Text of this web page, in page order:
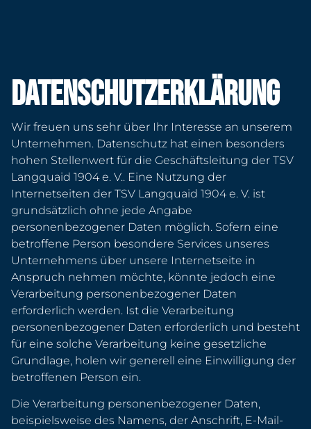
Datenschutzerklärung
Wir freuen uns sehr über Ihr Interesse an unserem
Unternehmen. Datenschutz hat einen besonders
hohen Stellenwert für die Geschäftsleitung der TSV
Langquaid 1904 e. V.. Eine Nutzung der
Internetseiten der TSV Langquaid 1904 e. V. ist
grundsätzlich ohne jede Angabe
personenbezogener Daten möglich. Sofern eine
betroffene Person besondere Services unseres
Unternehmens über unsere Internetseite in
Anspruch nehmen möchte, könnte jedoch eine
Verarbeitung personenbezogener Daten
erforderlich werden. Ist die Verarbeitung
personenbezogener Daten erforderlich und besteht
für eine solche Verarbeitung keine gesetzliche
Grundlage, holen wir generell eine Einwilligung der
betroffenen Person ein.
Die Verarbeitung personenbezogener Daten,
beispielsweise des Namens, der Anschrift, E-Mail-